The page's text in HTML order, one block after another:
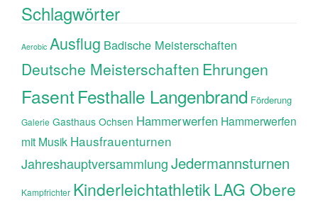
Schlagwörter
Aerobic Ausflug Badische Meisterschaften
Deutsche Meisterschaften Ehrungen
FasentFesthalle Langenbrand Förderung
Galerie Gasthaus Ochsen Hammerwerfen Hammerwerfen
mit Musik Hausfrauenturnen
JahreshauptversammlungJedermannsturnen
Kampfrichter KinderleichtathletikLAG Obere